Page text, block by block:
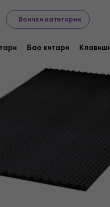
Всички категории
Бас китари
Студио Студио акустични